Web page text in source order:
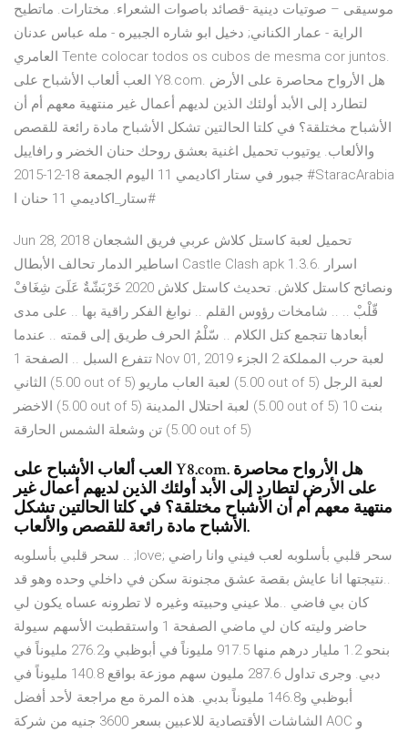
موسيقى – صوتيات دينية -قصائد باصوات الشعراء. مختارات. ماتطيح
الراية - عمار الكناني; دخيل ابو شاره الجبيره - مله عباس عدنان
العامري Tente colocar todos os cubos de mesma cor juntos.
العب ألعاب الأشباح على Y8.com. هل الأرواح محاصرة على الأرض
لتطارد إلى الأبد أولئك الذين لديهم أعمال غير منتهية معهم أم أن
الأشباح مختلقة؟ في كلتا الحالتين تشكل الأشباح مادة رائعة للقصص
والألعاب. يوتيوب تحميل اغنية بعشق روحك حنان الخضر و رافاييل
جبور في ستار اكاديمي 11 اليوم الجمعة 18-12-2015 #‎StaracArabia
‫#‏ستار_اكاديمي‬ 11 حنان ا
Jun 28, 2018 تحميل لعبة كاستل كلاش عربي فريق الشجعان
اساطير الدمار تحالف الأبطال Castle Clash apk 1.3.6. اسرار
ونصائح كاستل كلاش. تحديث كاستل كلاش 2020 خَرْبَشّةٌ عَلَىَ شِغَافْ
قّلْبْ .. .. شامخات رؤوس القلم .. نوابغ الفكر راقية بها .. على مدى
أبعادها تتجمع كتل الكلام .. سّلْمُ الحرف طريق إلى قمته .. عندما
تتفرع السبل .. الصفحة 1 Nov 01, 2019 لعبة حرب المملكة 2 الجزء
الثاني (5.00 out of 5) لعبة العاب ماريو (5.00 out of 5) لعبة الرجل
الاخضر (5.00 out of 5) لعبة احتلال المدينة (5.00 out of 5) بنت 10
تن وشعلة الشمس الحارقة (5.00 out of 5)
العب ألعاب الأشباح على Y8.com. هل الأرواح محاصرة
على الأرض لتطارد إلى الأبد أولئك الذين لديهم أعمال غير
منتهية معهم أم أن الأشباح مختلقة؟ في كلتا الحالتين تشكل
الأشباح مادة رائعة للقصص والألعاب.
سحر قلبي بأسلوبه .. ;love; سحر قلبي بأسلوبه لعب فيني وانا راضي
..نتيجتها انا عايش بقصة عشق مجنونة سكن في داخلي وحده وهو قد
كان بي فاضي ..ملا عيني وحبيته وغيره لا تطرونه عساه يكون لي
حاضر وليته كان لي ماضي الصفحة 1 واستقطبت الأسهم سيولة
بنحو 1.2 مليار درهم منها 917.5 مليوناً في أبوظبي و276.2 مليوناً في
دبي. وجرى تداول 287.6 مليون سهم موزعة بواقع 140.8 مليوناً في
أبوظبي و146.8 مليوناً بدبي. هذه المرة مع مراجعة لأحد أفضل
الشاشات الأقتصادية للاعبين بسعر 3600 جنيه من شركة AOC و